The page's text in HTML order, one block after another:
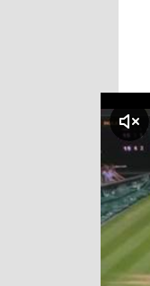
klikni za zvuk